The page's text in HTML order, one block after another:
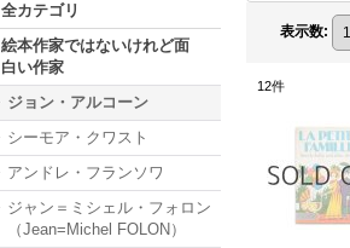
全カテゴリ
絵本作家ではないけれど面
白い作家
ジョン・アルコーン
シーモア・クワスト
アンドレ・フランソワ
ジャン＝ミシェル・フォロン
（Jean=Michel FOLON）
表示数:
12件